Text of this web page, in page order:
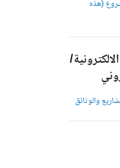
(هذه
والوثائق